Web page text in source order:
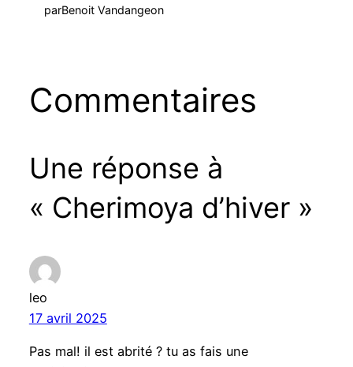
parBenoit Vandangeon
Commentaires
Une réponse à
« Cherimoya d’hiver »
leo
17 avril 2025
Pas mal! il est abrité ? tu as fais une